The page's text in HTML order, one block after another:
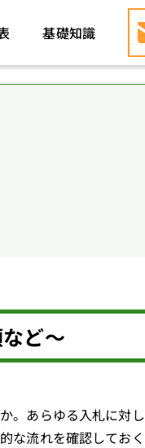
基礎知識
ど～
。あらゆる入札に対し
な流れを確認しておく